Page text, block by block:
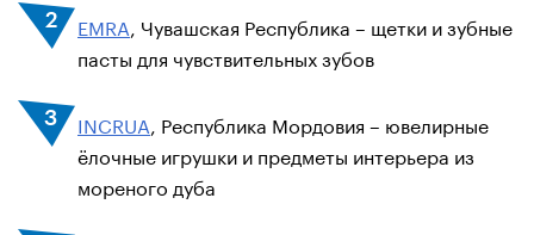
EMRA , Чувашская Республика – щетки и зубные
пасты для чувствительных зубов
INCRUA , Республика Мордовия – ювелирные
ёлочные игрушки и предметы интерьера из
мореного дуба